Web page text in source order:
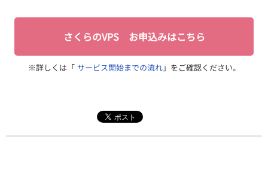
さくらのVPS お申込みはこちら
※詳しくは「サービス開始までの流れ」をご確認ください。